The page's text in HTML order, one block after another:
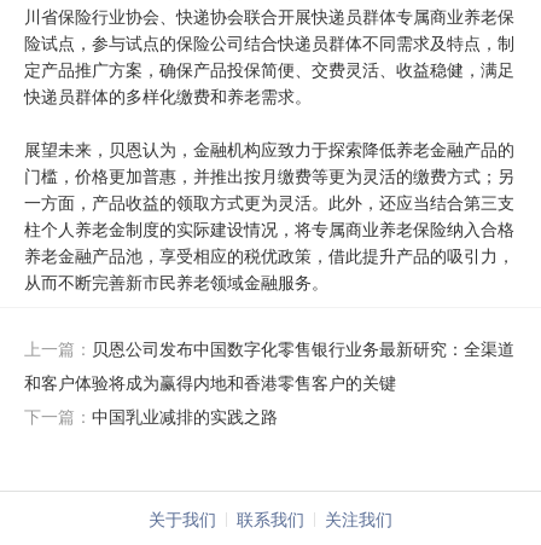
川省保险行业协会、快递协会联合开展快递员群体专属商业养老保
险试点，参与试点的保险公司结合快递员群体不同需求及特点，制
定产品推广方案，确保产品投保简便、交费灵活、收益稳健，满足
快递员群体的多样化缴费和养老需求。
展望未来，贝恩认为，金融机构应致力于探索降低养老金融产品的
门槛，价格更加普惠，并推出按月缴费等更为灵活的缴费方式；另
一方面，产品收益的领取方式更为灵活。此外，还应当结合第三支
柱个人养老金制度的实际建设情况，将专属商业养老保险纳入合格
养老金融产品池，享受相应的税优政策，借此提升产品的吸引力，
从而不断完善新市民养老领域金融服务。
上一篇： 贝恩公司发布中国数字化零售银行业务最新研究：全渠道
和客户体验将成为赢得内地和香港零售客户的关键
下一篇： 中国乳业减排的实践之路
关于我们 联系我们 关注我们